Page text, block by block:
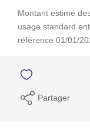
Montant estimé
usage standard
référence 01/01/
Partager